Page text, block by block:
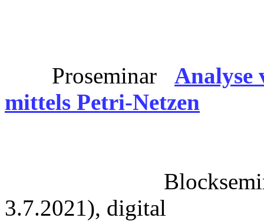
Proseminar Analyse
mittels Petri-Netzen
Blockseminar (in
3.7.2021), digital